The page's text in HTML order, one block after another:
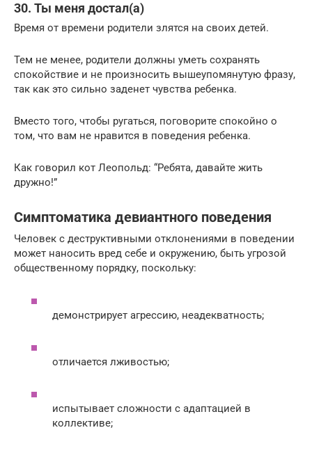
30. Ты меня достал(а)
Время от времени родители злятся на своих детей.
Тем не менее, родители должны уметь сохранять
спокойствие и не произносить вышеупомянутую фразу,
так как это сильно заденет чувства ребенка.
Вместо того, чтобы ругаться, поговорите спокойно о
том, что вам не нравится в поведения ребенка.
Как говорил кот Леопольд: “Ребята, давайте жить
дружно!”
Симптоматика девиантного поведения
Человек с деструктивными отклонениями в поведении
может наносить вред себе и окружению, быть угрозой
общественному порядку, поскольку:
демонстрирует агрессию, неадекватность;
отличается лживостью;
испытывает сложности с адаптацией в
коллективе;